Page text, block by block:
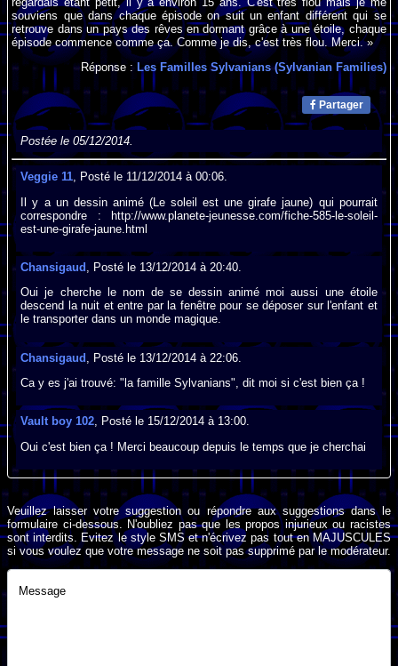
souviens que dans chaque épisode on suit un enfant différent qui se
retrouve dans un pays des rêves en dormant grâce à une étoile, chaque
épisode commence comme ça. Comme je dis, c'est très flou. Merci. »
Réponse : Les Familles Sylvanians (Sylvanian Families)
Partager
Postée le 05/12/2014.
Veggie 11, Posté le 11/12/2014 à 00:06.
Il y a un dessin animé (Le soleil est une girafe jaune) qui pourrait
correspondre : http://www.planete-jeunesse.com/fiche-585-le-soleil-
est-une-girafe-jaune.html
Chansigaud , Posté le 13/12/2014 à 20:40.
Oui je cherche le nom de se dessin animé moi aussi une étoile
descend la nuit et entre par la fenêtre pour se déposer sur l'enfant et
le transporter dans un monde magique.
Chansigaud , Posté le 13/12/2014 à 22:06.
Ca y es j'ai trouvé: "la famille Sylvanians", dit moi si c'est bien ça !
Vault boy 102, Posté le 15/12/2014 à 13:00.
Oui c'est bien ça ! Merci beaucoup depuis le temps que je cherchai
Veuillez laisser votre suggestion ou répondre aux suggestions dans le
formulaire ci-dessous. N'oubliez pas que les propos injurieux ou racistes
sont interdits. Evitez le style SMS et n'écrivez pas tout en MAJUSCULES
si vous voulez que votre message ne soit pas supprimé par le modérateur.
Message